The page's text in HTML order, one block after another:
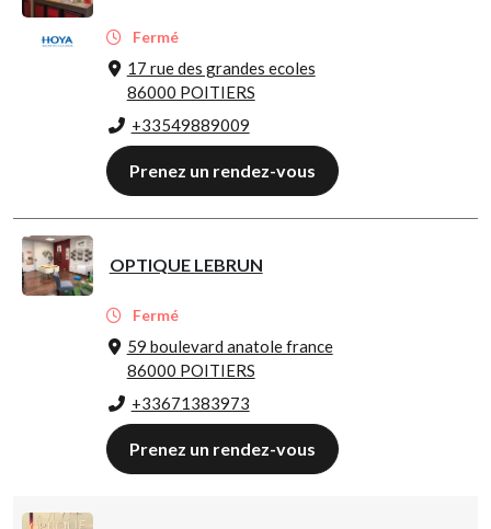
Fermé
17 rue des grandes ecoles
86000 POITIERS
+33549889009
Prenez un rendez-vous
OPTIQUE LEBRUN
Fermé
59 boulevard anatole france
86000 POITIERS
+33671383973
Prenez un rendez-vous